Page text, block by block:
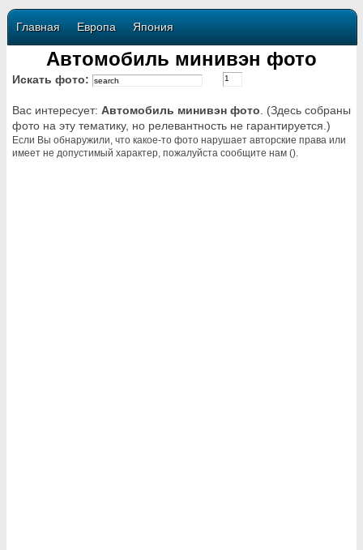
Главная Европа Япония
Автомобиль минивэн фото
Искать фото:
Вас интересует: Автомобиль минивэн фото . (Здесь собраны
фото на эту тематику, но релевантность не гарантируется.)
Если Вы обнаружили, что какое-то фото нарушает авторские права или
имеет не допустимый характер, пожалуйста сообщите нам ().